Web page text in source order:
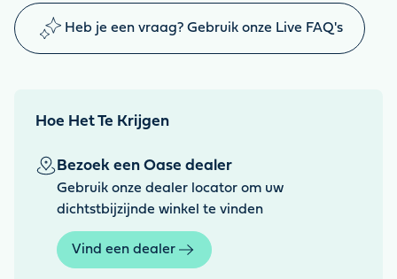
Heb je een vraag? Gebruik onze Live FAQ's
Hoe Het Te Krijgen
Bezoek een Oase dealer
Gebruik onze dealer locator om uw
dichtstbijzijnde winkel te vinden
Vind een dealer